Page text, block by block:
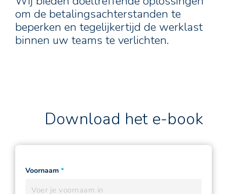
om de betalingsachterstanden te
beperken en tegelijkertijd de werklast
binnen uw teams te verlichten.
Download het e-book
Voornaam *